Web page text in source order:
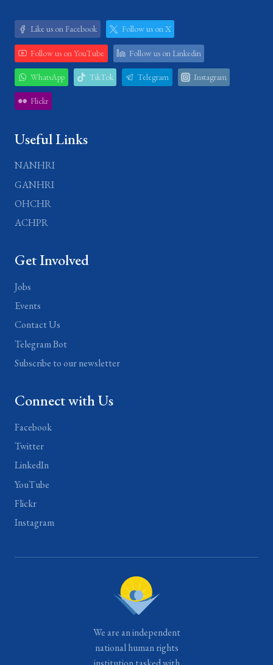
Like us on Facebook Follow us on X
Follow us on YouTube Follow us on Linkedin
WhatsApp TikTok Telegram Instagram
Flickr
Useful Links
NANHRI
GANHRI
OHCHR
ACHPR
Get Involved
Jobs
Events
Contact Us
Telegram Bot
Subscribe to our newsletter
Connect with Us
Facebook
Twitter
LinkedIn
YouTube
Flickr
Instagram
We are an independent
national human rights